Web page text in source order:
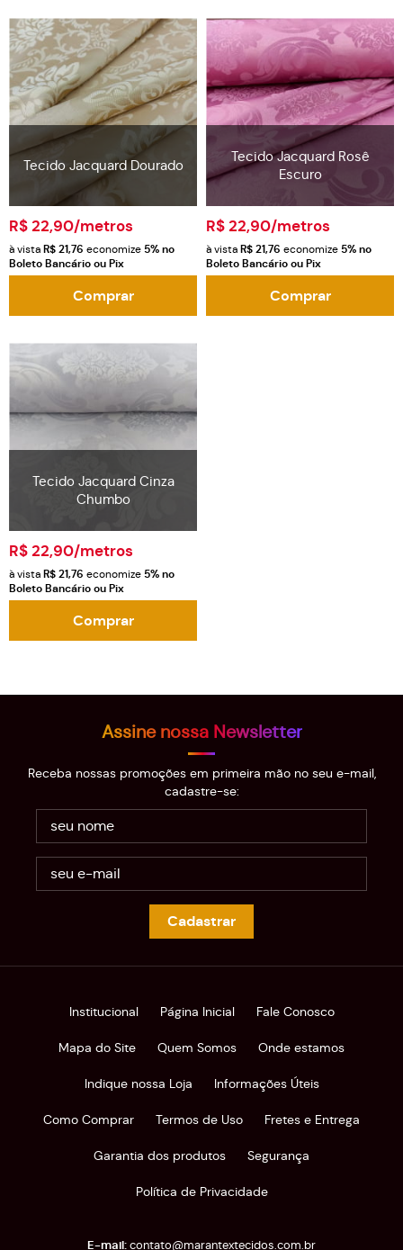
Tecido Jacquard Dourado
R$ 22,90/metros
à vista R$ 21,76 economize 5%no
Boleto Bancário ou Pix
Comprar
Tecido Jacquard Rosê
Escuro
R$ 22,90/metros
à vista R$ 21,76 economize 5%no
Boleto Bancário ou Pix
Comprar
Tecido Jacquard Cinza
Chumbo
R$ 22,90/metros
à vista R$ 21,76 economize 5%no
Boleto Bancário ou Pix
Comprar
Assine nossa Newsletter
Receba nossas promoções em primeira mão no seu e-mail,
cadastre-se:
Cadastrar
Institucional Página Inicial Fale Conosco
Mapa do Site Quem Somos Onde estamos
Indique nossa Loja Informações Úteis
Como Comprar Termos de Uso Fretes e Entrega
Garantia dos produtos Segurança
Política de Privacidade
contato@marantextecidos.com.br